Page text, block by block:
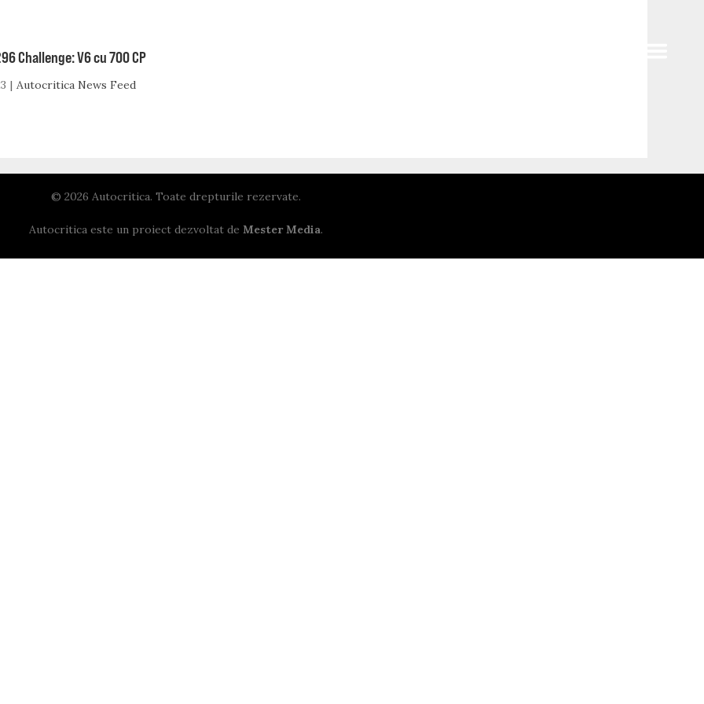
Challenge: V6 cu 700 CP
Autocritica News Feed
© 2026 Autocritica. Toate drepturile rezervate.
Autocritica este un proiect dezvoltat de Mester Media.